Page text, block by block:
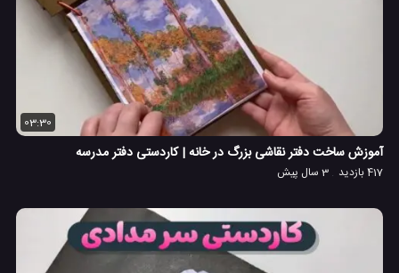
03:30
آموزش ساخت دفتر نقاشی بزرگ در خانه | کاردستی دفتر مدرسه
417 بازدید 3 سال پیش